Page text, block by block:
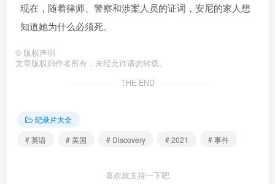
现在，随着律师、警察和涉案人员的证词，安尼的家人想
知道她为什么必须死。
© 版权声明
文章版权归作者所有，未经允许请勿转载。
THE END
纪录片大全
# 英语
# 美国 # Discovery # 2021 # 事件
喜欢就支持一下吧